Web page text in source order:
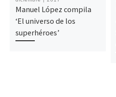
Manuel López compila
‘El universo de los
superhéroes’